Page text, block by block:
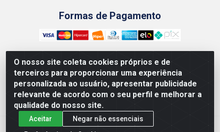
O nosso site coleta cookies próprios e de
terceiros para proporcionar uma experiência
personalizada ao usuário, apresentar publicidade
relevante de acordo com o seu perfil e melhorar a
qualidade do nosso site.
Aceitar
Negar não essenciais
Formas de Pagamento
Kgmlan Distribuidora LTDA - CNPJ 18.217.682/0001-54 -
Rua Pedro de Barros Cavalcante, 58 - Bultrins, Olinda/PE
- CEP 53320-110